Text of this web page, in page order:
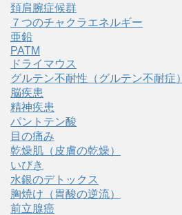
頚肩腕症候群
７つのチャクラエネルギー
亜鉛
PATM
ドライマウス
グルテン不耐性（グルテン不耐症）
脳疾患
精神疾患
パントテン酸
目の痛み
乾燥肌（皮膚の乾燥）
いびき
水銀のデトックス
胸焼け（胃酸の逆流）
前立腺癌